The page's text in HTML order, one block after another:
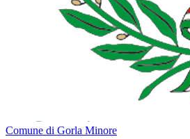
Comune di Gorla Minore